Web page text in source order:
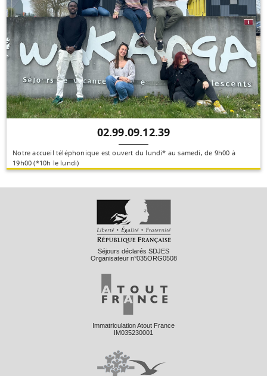
02.99.09.12.39
Notre accueil téléphonique est ouvert du lundi* au samedi, de 9h00 à
19h00 (*10h le lundi)
Séjours déclarés SDJES
Organisateur n°035ORG0508
Immatriculation Atout France
IM035230001